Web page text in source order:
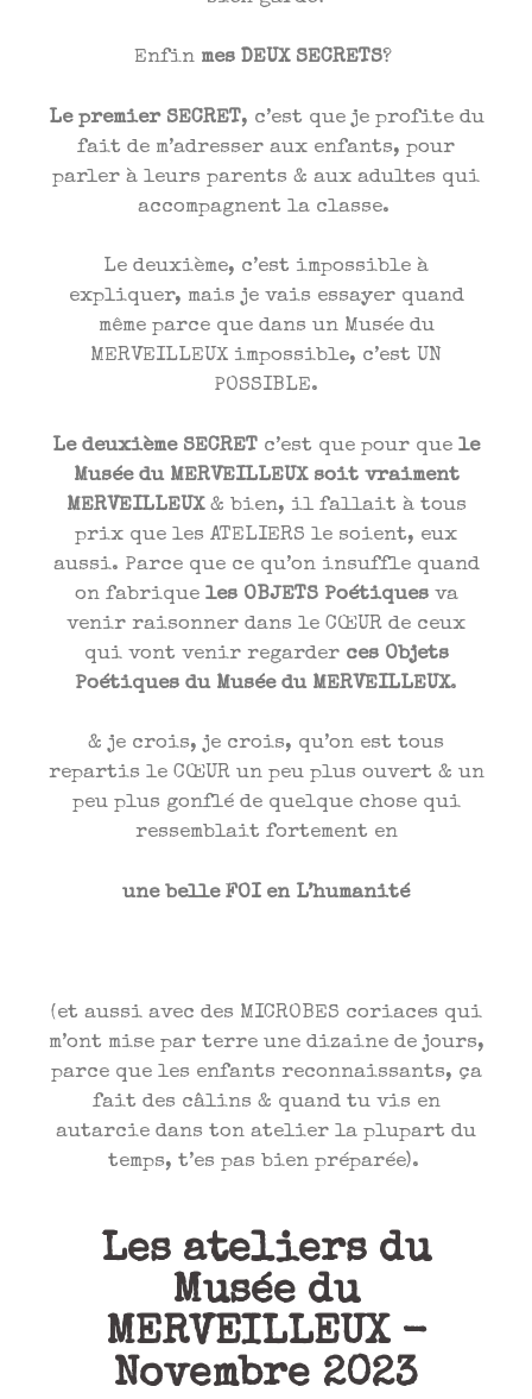
Enfin mes DEUX SECRETS?
Le premier SECRET, c’est que je profite du
fait de m’adresser aux enfants, pour
parler à leurs parents & aux adultes qui
accompagnent la classe.
Le deuxième, c’est impossible à
expliquer, mais je vais essayer quand
même parce que dans un Musée du
MERVEILLEUX impossible, c’est UN
POSSIBLE.
Le deuxième SECRET c’est que pour que le
Musée du MERVEILLEUX soit vraiment
MERVEILLEUX& bien, il fallait à tous
prix que les ATELIERS le soient, eux
aussi. Parce que ce qu’on insuffle quand
on fabrique les OBJETS Poétiquesva
venir raisonner dans le CŒUR de ceux
qui vont venir regarder ces Objets
Poétiques du Musée du MERVEILLEUX.
& je crois, je crois, qu’on est tous
repartis le CŒUR un peu plus ouvert & un
peu plus gonflé de quelque chose qui
ressemblait fortement en
une belle FOI en L’humanité
(et aussi avec des MICROBES coriaces qui
m’ont mise par terre une dizaine de jours,
parce que les enfants reconnaissants, ça
fait des câlins & quand tu vis en
autarcie dans ton atelier la plupart du
temps, t’es pas bien préparée).
Les ateliers du
Musée du
MERVEILLEUX -
Novembre 2023